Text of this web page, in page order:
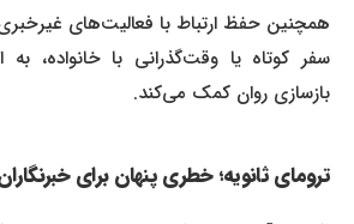
همچنین حفظ ارتباط با فعالیت‌های غیرخبری
سفر کوتاه یا وقت‌گذرانی با خانواده، به
بازسازی روان کمک می‌کند.
ترومای ثانویه؛ خطری پنهان برای خبرنگاران